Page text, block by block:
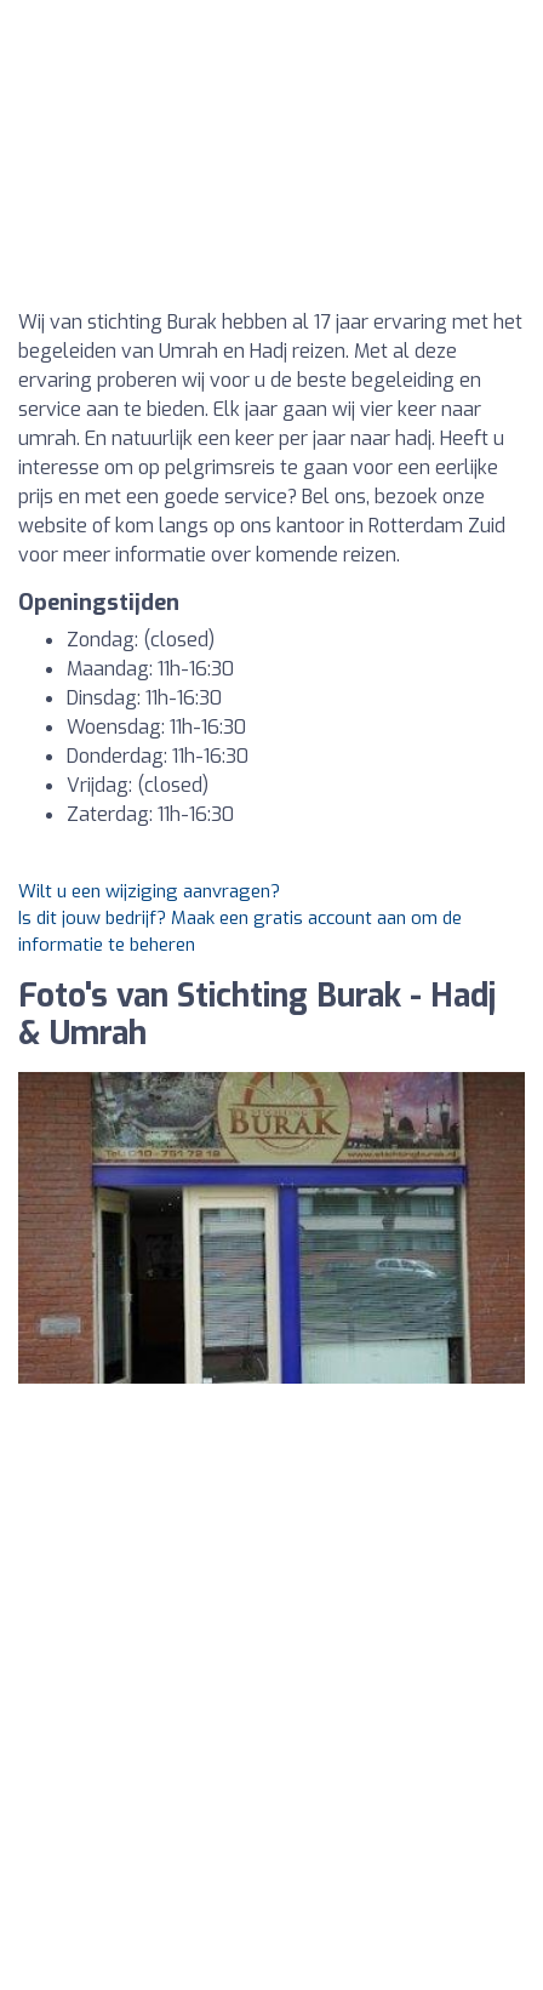
Wij van stichting Burak hebben al 17 jaar ervaring met het
begeleiden van Umrah en Hadj reizen. Met al deze
ervaring proberen wij voor u de beste begeleiding en
service aan te bieden. Elk jaar gaan wij vier keer naar
umrah. En natuurlijk een keer per jaar naar hadj. Heeft u
interesse om op pelgrimsreis te gaan voor een eerlijke
prijs en met een goede service? Bel ons, bezoek onze
website of kom langs op ons kantoor in Rotterdam Zuid
voor meer informatie over komende reizen.
Openingstijden
Zondag: (closed)
Maandag: 11h-16:30
Dinsdag: 11h-16:30
Woensdag: 11h-16:30
Donderdag: 11h-16:30
Vrijdag: (closed)
Zaterdag: 11h-16:30
Wilt u een wijziging aanvragen?
Is dit jouw bedrijf? Maak een gratis account aan om de
informatie te beheren
Foto's van Stichting Burak - Hadj
& Umrah